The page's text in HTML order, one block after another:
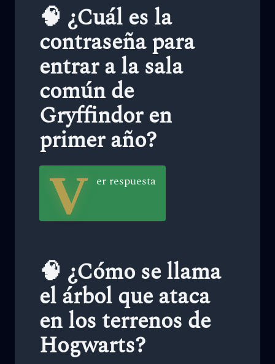
🧠 ¿Cuál es la
contraseña para
entrar a la sala
común de
Gryffindor en
primer año?
V er respuesta
🧠 ¿Cómo se llama
el árbol que ataca
en los terrenos de
Hogwarts?